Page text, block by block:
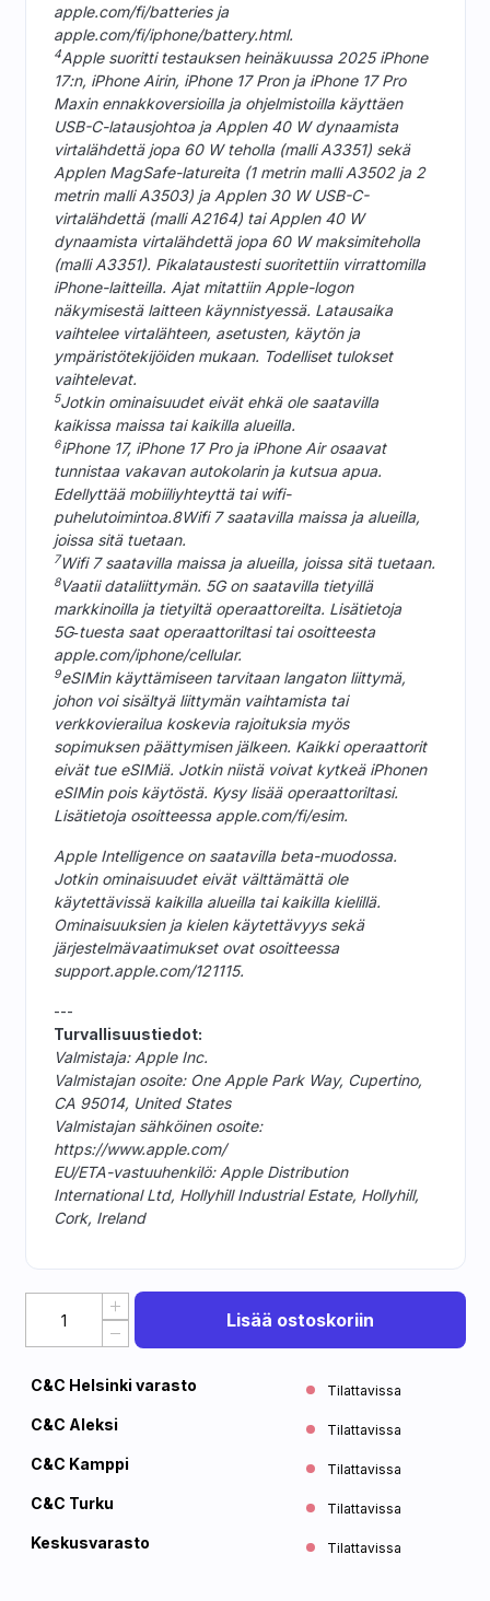
apple.com/fi/batteries ja
apple.com/fi/iphone/battery.html.
4Apple suoritti testauksen heinäkuussa 2025 iPhone
17:n, iPhone Airin, iPhone 17 Pron ja iPhone 17 Pro
Maxin ennakkoversioilla ja ohjelmistoilla käyttäen
USB-C-latausjohtoa ja Applen 40 W dynaamista
virtalähdettä jopa 60 W teholla (malli A3351) sekä
Applen MagSafe-latureita (1 metrin malli A3502 ja 2
metrin malli A3503) ja Applen 30 W USB-C-
virtalähdettä (malli A2164) tai Applen 40 W
dynaamista virtalähdettä jopa 60 W maksimiteholla
(malli A3351). Pikalataustesti suoritettiin virrattomilla
iPhone-laitteilla. Ajat mitattiin Apple-logon
näkymisestä laitteen käynnistyessä. Latausaika
vaihtelee virtalähteen, asetusten, käytön ja
ympäristötekijöiden mukaan. Todelliset tulokset
vaihtelevat.
5Jotkin ominaisuudet eivät ehkä ole saatavilla
kaikissa maissa tai kaikilla alueilla.
6iPhone 17, iPhone 17 Pro ja iPhone Air osaavat
tunnistaa vakavan autokolarin ja kutsua apua.
Edellyttää mobiiliyhteyttä tai wifi-
puhelutoimintoa.8Wifi 7 saatavilla maissa ja alueilla,
joissa sitä tuetaan.
7Wifi 7 saatavilla maissa ja alueilla, joissa sitä tuetaan.
8Vaatii dataliittymän. 5G on saatavilla tietyillä
markkinoilla ja tietyiltä operaattoreilta. Lisätietoja
5G‑tuesta saat operaattoriltasi tai osoitteesta
apple.com/iphone/cellular.
9eSIMin käyttämiseen tarvitaan langaton liittymä,
johon voi sisältyä liittymän vaihtamista tai
verkkovierailua koskevia rajoituksia myös
sopimuksen päättymisen jälkeen. Kaikki operaattorit
eivät tue eSIMiä. Jotkin niistä voivat kytkeä iPhonen
eSIMin pois käytöstä. Kysy lisää operaattoriltasi.
Lisätietoja osoitteessa apple.com/fi/esim.
Apple Intelligence on saatavilla beta-muodossa.
Jotkin ominaisuudet eivät välttämättä ole
käytettävissä kaikilla alueilla tai kaikilla kielillä.
Ominaisuuksien ja kielen käytettävyys sekä
järjestelmävaatimukset ovat osoitteessa
support.apple.com/121115.
---
Turvallisuustiedot:
Valmistaja: Apple Inc.
Valmistajan osoite: One Apple Park Way, Cupertino,
CA 95014, United States
Valmistajan sähköinen osoite:
https://www.apple.com/
EU/ETA-vastuuhenkilö: Apple Distribution
International Ltd, Hollyhill Industrial Estate, Hollyhill,
Cork, Ireland
Lisää ostoskoriin
C&C Helsinki varasto Tilattavissa
C&C Aleksi Tilattavissa
C&C Kamppi Tilattavissa
C&C Turku Tilattavissa
Keskusvarasto Tilattavissa